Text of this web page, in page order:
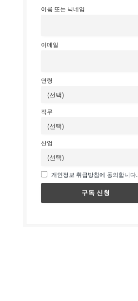
이름 또는 닉네임
이메일
연령
직무
산업
개인정보 취급방침에 동의합니다.